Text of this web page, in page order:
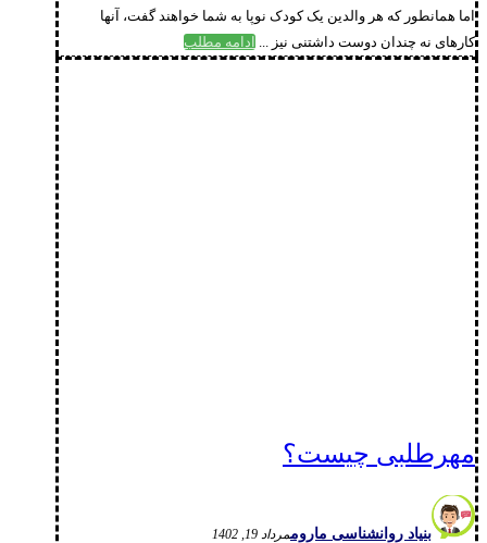
اما همانطور که هر والدین یک کودک نوپا به شما خواهند گفت، آنها
کارهای نه چندان دوست داشتنی نیز ...
ادامه مطلب
مهرطلبی چیست؟
بنیاد روانشناسی ماروممرداد 19, 1402